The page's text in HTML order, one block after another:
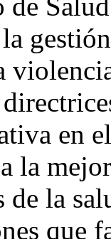
en
la
de la
que